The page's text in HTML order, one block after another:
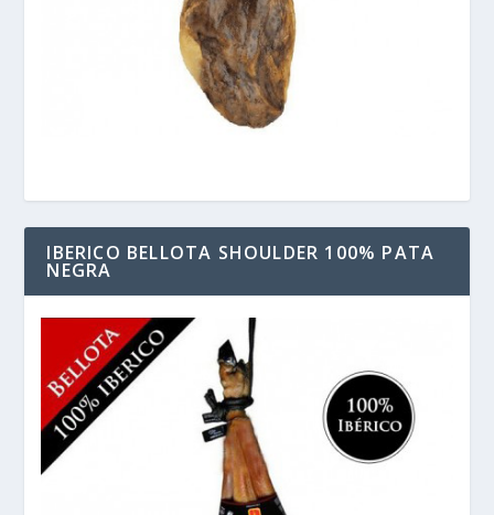
IBERICO BELLOTA SHOULDER 100% PATA
NEGRA